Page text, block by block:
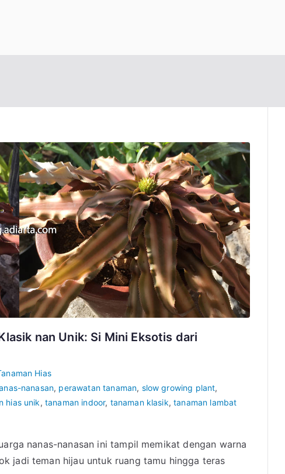
nan Unik: Si Mini Eksotis dari
Hias
nanasan, perawatan tanaman, slow growing plant,
hias unik, tanaman indoor, tanaman klasik,tanaman lambat
nanas-nanasan ini tampil memikat dengan warna
jadi teman hijau untuk ruang tamu hingga teras